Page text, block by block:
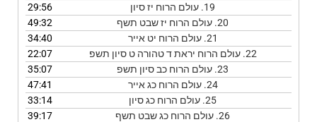
19. עולם הרוח יז סיון
29:56
20. עולם הרוח יז שבט תשף
49:32
21. עולם הרוח יט אייר
34:40
22. עולם הרוח יראת ד טהורה ט סיון תשפ
22:07
23. עולם הרוח כב סיון תשפ
35:07
24. עולם הרוח כג אייר
47:41
25. עולם הרוח כג סיון
33:14
26. עולם הרוח כג שבט תשף
39:17